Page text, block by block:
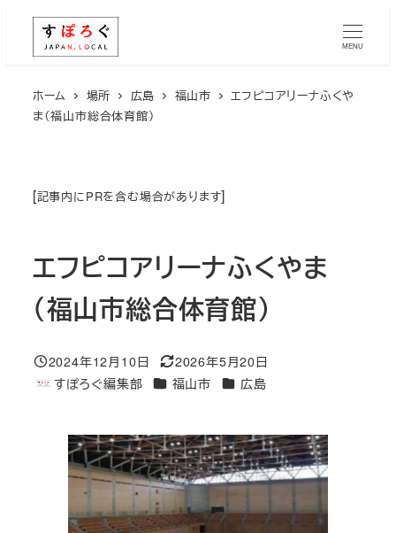
MENU
ホーム 場所 広島 福山市
エフピコアリーナふくや
ま（福山市総合体育館）
[記事内にPRを含む場合があります]
エフピコアリーナふくやま
（福山市総合体育館）
投稿日
2024年12月10日
更新日
2026年5月20日
著
すぽろぐ編集部 エリア福山市 エリア広島